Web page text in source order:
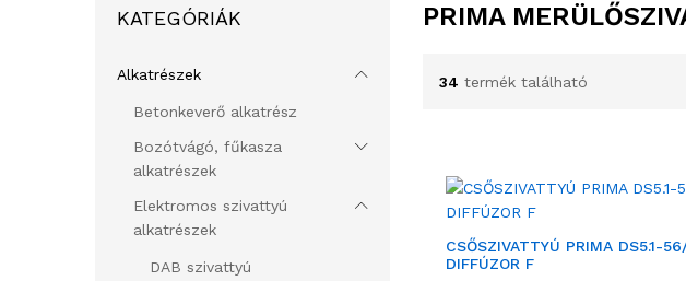
PRIMA
34 termék található
CSŐSZIVATTYÚ PRIMA DS5.1-
DIFFÚZOR F
KATEGÓRIÁK
Alkatrészek
Betonkeverő alkatrész
Bozótvágó, fűkasza
alkatrészek
Elektromos szivattyú
alkatrészek
DAB szivattyú